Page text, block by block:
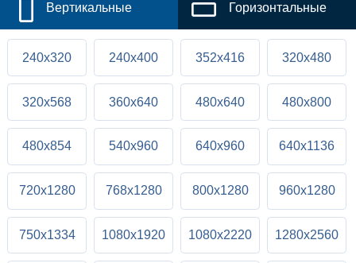
Вертикальные Горизонтальные
240x320 240x400 352x416 320x480
320x568 360x640 480x640 480x800
480x854 540x960 640x960 640x1136
720x1280 768x1280 800x1280 960x1280
750x1334 1080x1920 1080x2220 1280x2560